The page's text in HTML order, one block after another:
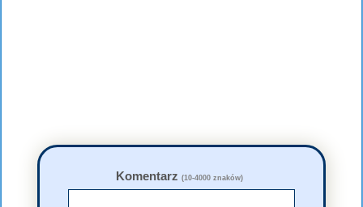
Komentarz (10-4000 znaków)